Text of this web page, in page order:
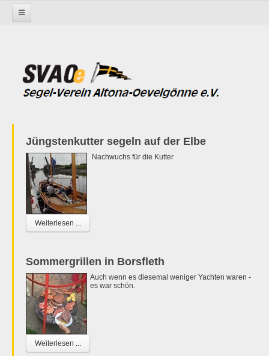
Jüngstenkutter segeln auf der Elbe
Nachwuchs für die Kutter
Weiterlesen ...
Sommergrillen in Borsfleth
Auch wenn es diesemal weniger Yachten waren -
es war schön.
Weiterlesen ...